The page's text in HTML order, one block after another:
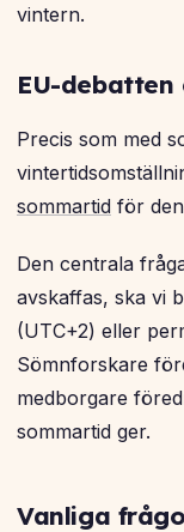
vintern.
EU-
Precis som med
sommartid för
Den centrala
avskaffas, ska vi
(UTC+2) eller
Sömnforskare
medborgare
sommartid ger.
Vanliga